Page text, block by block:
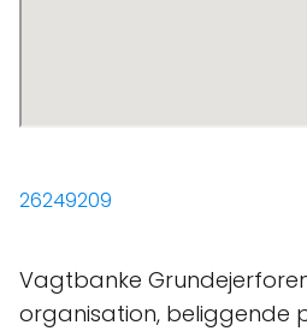
26249209
Vagtbanke
organisation, beliggende